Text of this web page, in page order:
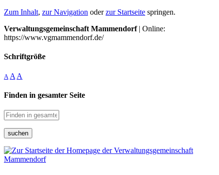
Zum Inhalt, zur Navigation oderzur Startseite springen.
Verwaltungsgemeinschaft Mammendorf| Online:
https://www.vgmammendorf.de/
Schriftgröße
A A A
Finden in gesamter Seite
suchen